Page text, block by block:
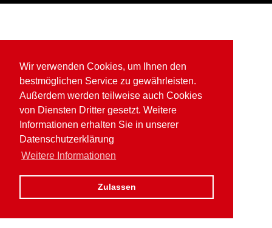
Wir verwenden Cookies, um Ihnen den
bestmöglichen Service zu gewährleisten.
Außerdem werden teilweise auch Cookies
von Diensten Dritter gesetzt. Weitere
Informationen erhalten Sie in unserer
Datenschutzerklärung
Weitere Informationen
Zulassen